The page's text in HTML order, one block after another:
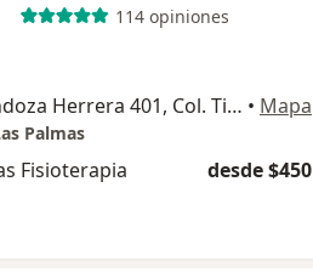
114 opiniones
Av Ramon Mendoza Herrera 401, Col. Tierra Colorada,, Villahermosa • Mapa
Palmas
Fisioterapia desde $450